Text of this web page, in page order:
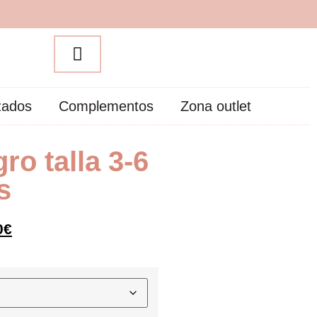
Complementos Zona outlet
talla 3-6
€